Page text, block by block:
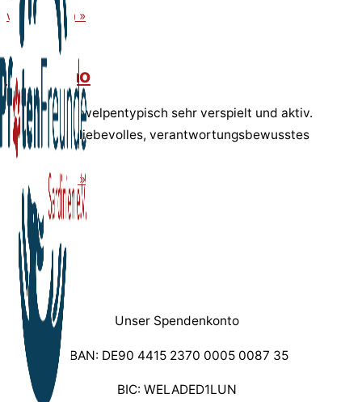
weiterlesen »
Germano
Germano ist welpentypisch sehr verspielt und aktiv.
Er sucht ein liebevolles, verantwortungsbewusstes
Zuhause.
weiterlesen »
Unser Spendenkonto
IBAN: DE90 4415 2370 0005 0087 35
BIC: WELADED1LUN